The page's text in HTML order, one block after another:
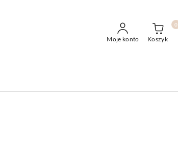
Moje konto Koszyk
0